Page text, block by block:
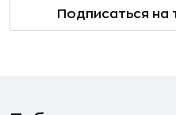
Подписаться на